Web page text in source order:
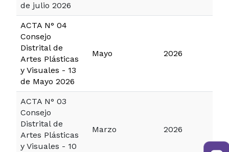
de julio 2026
ACTA N° 04
Consejo
Distrital de
Artes Plásticas
y Visuales - 13
de Mayo 2026
Mayo 2026
ACTA N° 03
Consejo
Distrital de
Artes Plásticas
y Visuales - 10
Marzo 2026